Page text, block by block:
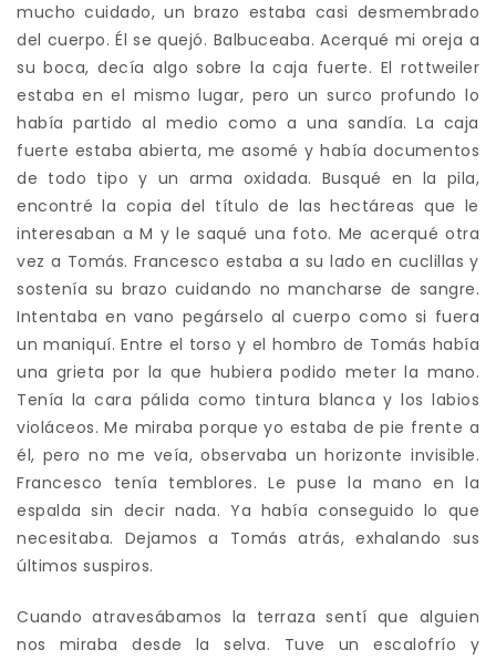
mucho cuidado, un brazo estaba casi desmembrado
del cuerpo. Él se quejó. Balbuceaba. Acerqué mi oreja a
su boca, decía algo sobre la caja fuerte. El rottweiler
estaba en el mismo lugar, pero un surco profundo lo
había partido al medio como a una sandía. La caja
fuerte estaba abierta, me asomé y había documentos
de todo tipo y un arma oxidada. Busqué en la pila,
encontré la copia del título de las hectáreas que le
interesaban a M y le saqué una foto. Me acerqué otra
vez a Tomás. Francesco estaba a su lado en cuclillas y
sostenía su brazo cuidando no mancharse de sangre.
Intentaba en vano pegárselo al cuerpo como si fuera
un maniquí. Entre el torso y el hombro de Tomás había
una grieta por la que hubiera podido meter la mano.
Tenía la cara pálida como tintura blanca y los labios
violáceos. Me miraba porque yo estaba de pie frente a
él, pero no me veía, observaba un horizonte invisible.
Francesco tenía temblores. Le puse la mano en la
espalda sin decir nada. Ya había conseguido lo que
necesitaba. Dejamos a Tomás atrás, exhalando sus
últimos suspiros.
Cuando atravesábamos la terraza sentí que alguien
nos miraba desde la selva. Tuve un escalofrío y